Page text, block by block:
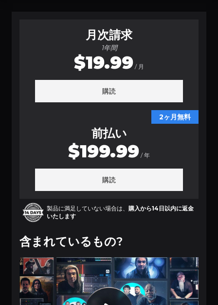
月次請求
1年間
$19.99 / 月
購読
2ヶ月無料
前払い
$199.99 / 年
購読
製品に満足していない場合は、 購入から14日以内に返金
いたします
含まれているもの?